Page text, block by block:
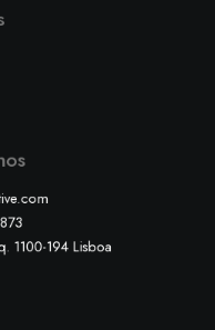
1100-194 Lisboa